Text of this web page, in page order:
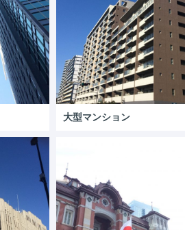
大型マンション